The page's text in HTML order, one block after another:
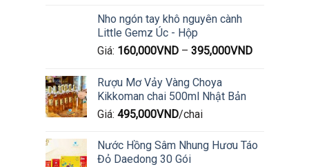
Nho ngón tay khô nguyên cành
Little Gemz Úc - Hộp
Giá: 160,000VND– 395,000VND
Rượu Mơ Vảy Vàng Choya
Kikkoman chai 500ml Nhật Bản
Giá: 495,000VND/chai
Nước Hồng Sâm Nhung Hươu Táo
Đỏ Daedong 30 Gói